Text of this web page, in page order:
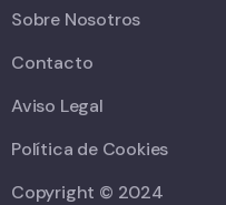
Sobre Nosotros
Contacto
Aviso Legal
Política de Cookies
Copyright © 2024